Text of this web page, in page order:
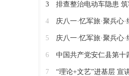
3 排查整治电动车隐患 筑
4 庆八一·忆军旅·聚兵心·续荣光｜
5 庆八一·忆军旅·聚兵心·续荣光｜
6 中国共产党安仁县第十四届纪律检查
7 “理论+文艺”进基层 宣